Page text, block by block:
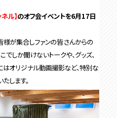
ル】のオフ会イベントを6月17日
様が集合しファンの皆さんからの
しか聞けないトークや、グッズ、
はオリジナル動画撮影など、特別な
します。